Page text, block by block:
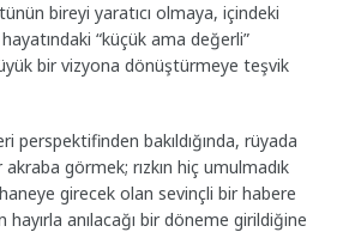
bireyi yaratıcı olmaya, içindeki
“küçük ama değerli”
bir vizyona dönüştürmeye teşvik
perspektifinden bakıldığında, rüyada
görmek; rızkın hiç umulmadık
girecek olan sevinçli bir habere
hayırla anılacağı bir döneme girildiğine